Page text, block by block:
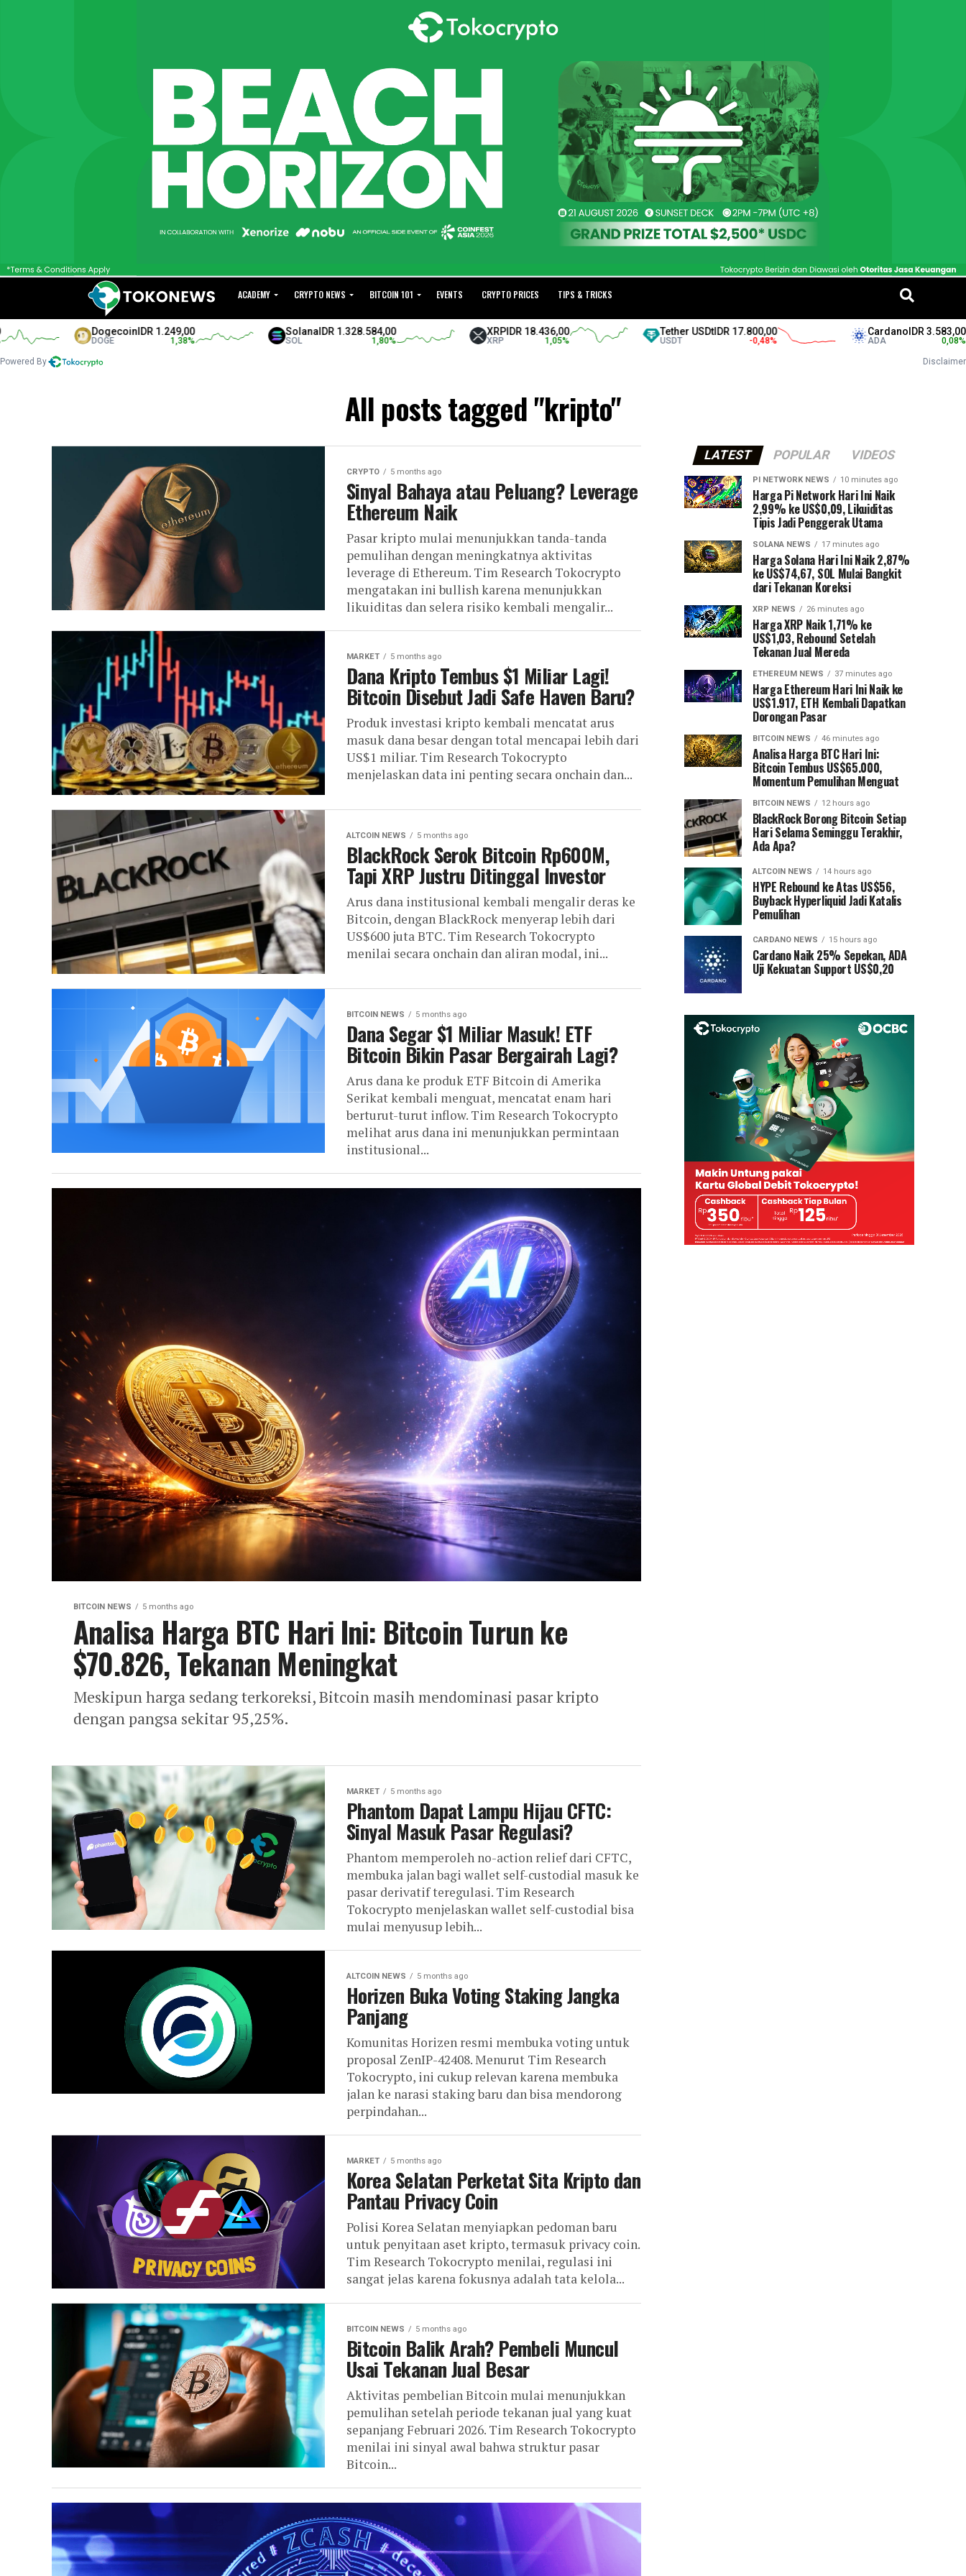
ACADEMY CRYPTO NEWS BITCOIN 101 EVENTS CRYPTO PRICES TIPS & TRICKS
DogecoinIDR 1.249,00
DOGE
Solana IDR 1.328.584,00
SOL
XRPIDR 18.436,00
XRP 1,05
Tether USDtIDR 17.800,00
USDT
CardanoIDR 3.583,00
ADA
Powered By Disclaimer
All posts tagged "kripto"
CRYPTO 5 months ago
Sinyal Bahaya atau Peluang? Leverage
Ethereum Naik
Pasar kripto mulai menunjukkan tanda-tanda
pemulihan dengan meningkatnya aktivitas
leverage di Ethereum. Tim Research Tokocrypto
mengatakan ini bullish karena menunjukkan
likuiditas dan selera risiko kembali mengalir...
MARKET 5 months ago
Dana Kripto Tembus $1 Miliar Lagi!
Bitcoin Disebut Jadi Safe Haven Baru?
Produk investasi kripto kembali mencatat arus
masuk dana besar dengan total mencapai lebih dari
US$1 miliar. Tim Research Tokocrypto
menjelaskan data ini penting secara onchain dan...
ALTCOIN NEWS 5 months ago
BlackRock Serok Bitcoin Rp600M,
Tapi XRP Justru Ditinggal Investor
Arus dana institusional kembali mengalir deras ke
Bitcoin, dengan BlackRock menyerap lebih dari
US$600 juta BTC. Tim Research Tokocrypto
menilai secara onchain dan aliran modal, ini...
BITCOIN NEWS 5 months ago
Dana Segar $1 Miliar Masuk! ETF
Bitcoin Bikin Pasar Bergairah Lagi?
Arus dana ke produk ETF Bitcoin di Amerika
Serikat kembali menguat, mencatat enam hari
berturut-turut inflow. Tim Research Tokocrypto
melihat arus dana ini menunjukkan permintaan
institusional...
BITCOIN NEWS 5 months ago
Analisa Harga BTC Hari Ini: Bitcoin Turun ke
$70.826, Tekanan Meningkat
Meskipun harga sedang terkoreksi, Bitcoin masih mendominasi pasar kripto
dengan pangsa sekitar 95,25%.
MARKET 5 months ago
Phantom Dapat Lampu Hijau CFTC:
Sinyal Masuk Pasar Regulasi?
Phantom memperoleh no-action relief dari CFTC,
membuka jalan bagi wallet self-custodial masuk ke
pasar derivatif teregulasi. Tim Research
Tokocrypto menjelaskan wallet self-custodial bisa
mulai menyusup lebih...
ALTCOIN NEWS 5 months ago
Horizen Buka Voting Staking Jangka
Panjang
Komunitas Horizen resmi membuka voting untuk
proposal ZenIP-42408. Menurut Tim Research
Tokocrypto, ini cukup relevan karena membuka
jalan ke narasi staking baru dan bisa mendorong
perpindahan...
MARKET 5 months ago
Korea Selatan Perketat Sita Kripto dan
Pantau Privacy Coin
Polisi Korea Selatan menyiapkan pedoman baru
untuk penyitaan aset kripto, termasuk privacy coin.
Tim Research Tokocrypto menilai, regulasi ini
sangat jelas karena fokusnya adalah tata kelola...
BITCOIN NEWS 5 months ago
Bitcoin Balik Arah? Pembeli Muncul
Usai Tekanan Jual Besar
Aktivitas pembelian Bitcoin mulai menunjukkan
pemulihan setelah periode tekanan jual yang kuat
sepanjang Februari 2026. Tim Research Tokocrypto
menilai ini sinyal awal bahwa struktur pasar
Bitcoin...
LATEST POPULAR VIDEOS
PI NETWORK NEWS 10 minutes ago
Harga Pi Network Hari Ini Naik
2,99% ke US$0,09, Likuiditas
Tipis Jadi Penggerak Utama
SOLANA NEWS 17 minutes ago
Harga Solana Hari Ini Naik 2,87%
ke US$74,67, SOL Mulai Bangkit
dari Tekanan Koreksi
XRP NEWS 26 minutes ago
Harga XRP Naik 1,71% ke
US$1,03, Rebound Setelah
Tekanan Jual Mereda
ETHEREUM NEWS 37 minutes ago
Harga Ethereum Hari Ini Naik ke
US$1.917, ETH Kembali Dapatkan
Dorongan Pasar
BITCOIN NEWS 46 minutes ago
Analisa Harga BTC Hari Ini:
Bitcoin Tembus US$65.000,
Momentum Pemulihan Menguat
BITCOIN NEWS 12 hours ago
⁠BlackRock Borong Bitcoin Setiap
Hari Selama Seminggu Terakhir,
Ada Apa?
ALTCOIN NEWS 14 hours ago
HYPE Rebound ke Atas US$56,
Buyback Hyperliquid Jadi Katalis
Pemulihan
CARDANO NEWS 15 hours ago
Cardano Naik 25% Sepekan, ADA
Uji Kekuatan Support US$0,20